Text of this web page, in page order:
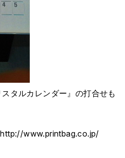
タルカレンダー』の打合せも
www.printbag.co.jp/